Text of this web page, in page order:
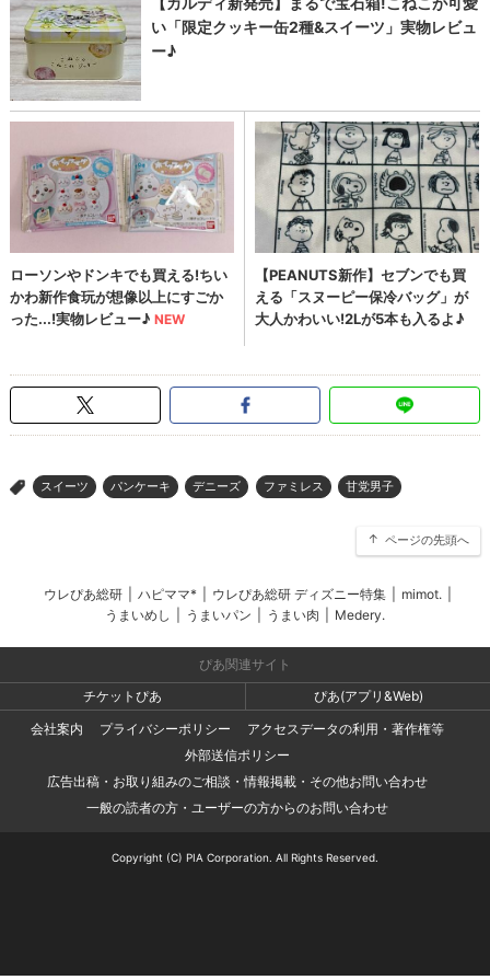
> スイーツ パンケーキ デニーズ ファミレス 甘党男子
ページの先頭へ
ウレぴあ総研 ハピママ* ウレぴあ総研 ディズニー特集 mimot.
うまいめし
うまいパン うまい肉 Medery.
ぴあ関連サイト
チケットぴあ
ぴあ(アプリ&Web)
会社案内
プライバシーポリシー
アクセスデータの利用・著作権等
外部送信ポリシー
広告出稿・お取り組みのご相談・情報掲載・その他お問い合わせ
一般の読者の方・ユーザーの方からのお問い合わせ
Copyright (C) PIA Corporation. All Rights Reserved.